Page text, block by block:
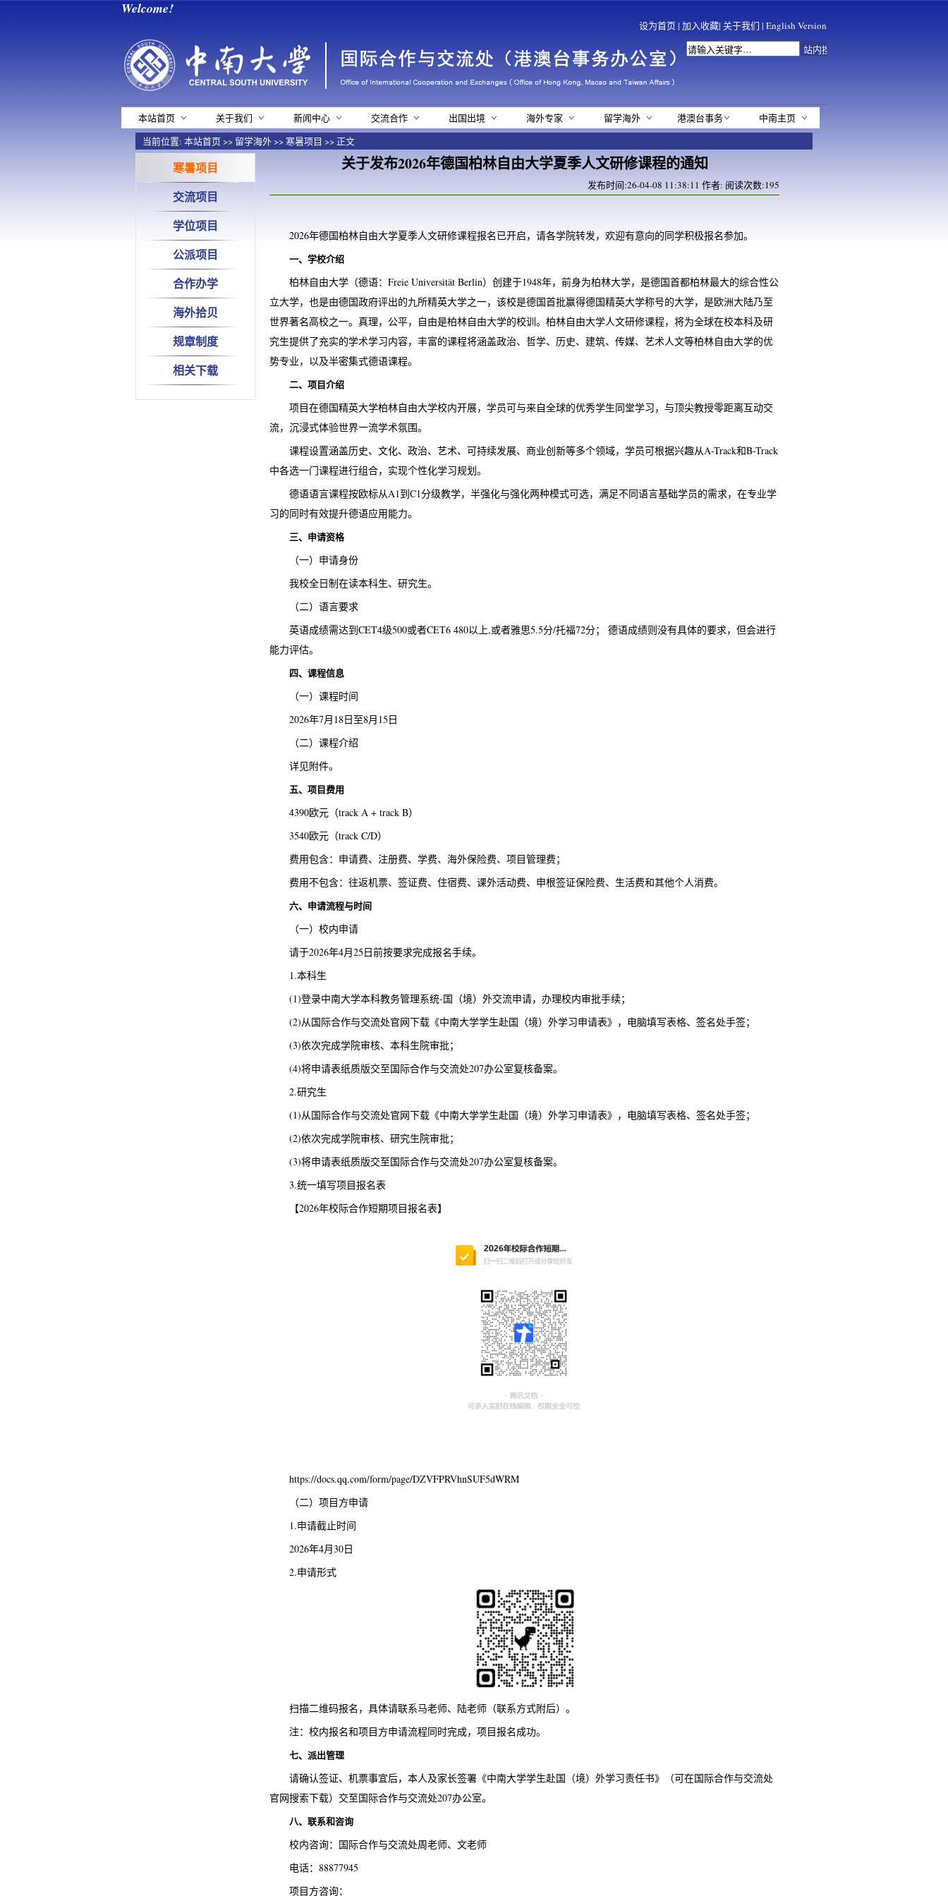
Welcome!
设为首页| 加入收藏| 关于我们 | English Version
本站首页 关于我们 新闻中心 交流合作 出国出境 海外专家 留学海外 港澳台事务
中南主页
当前位置: 本站首页>> 留学海外>>寒暑项目 >> 正文
寒暑项目
交流项目
学位项目
公派项目
合作办学
海外拾贝
规章制度
相关下载
​关于发布2026年德国柏林自由大学夏季人文研修课程的通知
发布时间:26-04-08 11:38:11 作者: 阅读次数:195
2026年德国柏林自由大学夏季人文研修课程报名已开启，请各学院转发，欢迎有意向的同学积极报名参加。
一、学校介绍
柏林自由大学（德语：Freie Universität Berlin）创建于1948年，前身为柏林大学，是德国首都柏林最大的综合性公
立大学，也是由德国政府评出的九所精英大学之一，该校是德国首批赢得德国精英大学称号的大学，是欧洲大陆乃至
世界著名高校之一。真理，公平，自由是柏林自由大学的校训。柏林自由大学人文研修课程，将为全球在校本科及研
究生提供了充实的学术学习内容，丰富的课程将涵盖政治、哲学、历史、建筑、传媒、艺术人文等柏林自由大学的优
势专业，以及半密集式德语课程。
二、项目介绍
项目在德国精英大学柏林自由大学校内开展，学员可与来自全球的优秀学生同堂学习，与顶尖教授零距离互动交
流，沉浸式体验世界一流学术氛围。
课程设置涵盖历史、文化、政治、艺术、可持续发展、商业创新等多个领域，学员可根据兴趣从A-Track和B-Track
中各选一门课程进行组合，实现个性化学习规划。
德语语言课程按欧标从A1到C1分级教学，半强化与强化两种模式可选，满足不同语言基础学员的需求，在专业学
习的同时有效提升德语应用能力。
三、申请资格
（一）申请身份
我校全日制在读本科生、研究生。
（二）语言要求
英语成绩需达到CET4级500或者CET6 480以上,或者雅思5.5分/托福72分； 德语成绩则没有具体的要求，但会进行
能力评估。
四、课程信息
（一）课程时间
2026年7月18日至8月15日
（二）课程介绍
详见附件。
五、项目费用
4390欧元（track A + track B）
3540欧元（track C/D）
费用包含：申请费、注册费、学费、海外保险费、项目管理费；
费用不包含：往返机票、签证费、住宿费、课外活动费、申根签证保险费、生活费和其他个人消费。
六、申请流程与时间
（一）校内申请
请于2026年4月25日前按要求完成报名手续。
1.本科生
(1)登录中南大学本科教务管理系统-国（境）外交流申请，办理校内审批手续；
(2)从国际合作与交流处官网下载《中南大学学生赴国（境）外学习申请表》，电脑填写表格、签名处手签；
(3)依次完成学院审核、本科生院审批；
(4)将申请表纸质版交至国际合作与交流处207办公室复核备案。
2.研究生
(1)从国际合作与交流处官网下载《中南大学学生赴国（境）外学习申请表》，电脑填写表格、签名处手签；
(2)依次完成学院审核、研究生院审批；
(3)将申请表纸质版交至国际合作与交流处207办公室复核备案。
3.统一填写项目报名表
【2026年校际合作短期项目报名表】
https://docs.qq.com/form/page/DZVFPRVhnSUF5dWRM
（二）项目方申请
1.申请截止时间
2026年4月30日
2.申请形式
扫描二维码报名，具体请联系马老师、陆老师（联系方式附后）。
注：校内报名和项目方申请流程同时完成，项目报名成功。
七、派出管理
请确认签证、机票事宜后，本人及家长签署《中南大学学生赴国（境）外学习责任书》（可在国际合作与交流处
官网搜索下载）交至国际合作与交流处207办公室。
八、联系和咨询
校内咨询：国际合作与交流处周老师、文老师
电话：88877945
项目方咨询：